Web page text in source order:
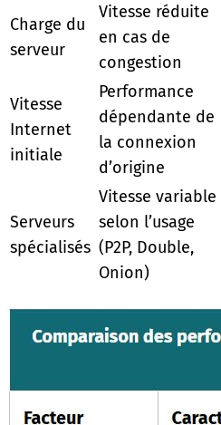
Charge du
serveur
Vitesse réduite
en cas de
congestion
Vitesse
Internet
initiale
Performance
dépendante de
la connexion
d’origine
Serveurs
spécialisés
Vitesse variable
selon l’usage
(P2P, Double,
Onion)